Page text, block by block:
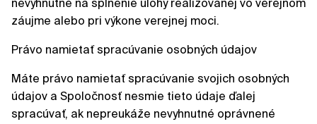
nevyhnutné na splnenie úlohy realizovanej vo verejnom
záujme alebo pri výkone verejnej moci.
Právo namietať spracúvanie osobných údajov
Máte právo namietať spracúvanie svojich osobných
údajov a Spoločnosť nesmie tieto údaje ďalej
spracúvať, ak nepreukáže nevyhnutné oprávnené